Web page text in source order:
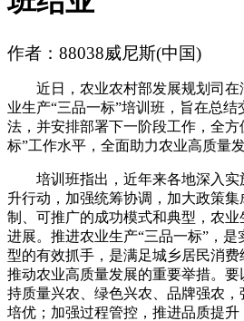
作者：88038威尼斯(中国)
近日，农业农村部发展规划司在
业生产“三品一标”培训班，旨在总
法，并安排部署下一阶段工作，全方
标”工作水平，全面助力农业高质量发
培训班指出，近年来各地深入实
升行动，加强统筹协调，加大政策
制、可推广的成功模式和典型，农业
进展。推进农业生产“三品一标”，
型的有效抓手，是满足城乡居民消
推动农业高质量发展的重要举措。
持质量兴农、绿色兴农、品牌强农
培优；加强过程管控，推进品质提